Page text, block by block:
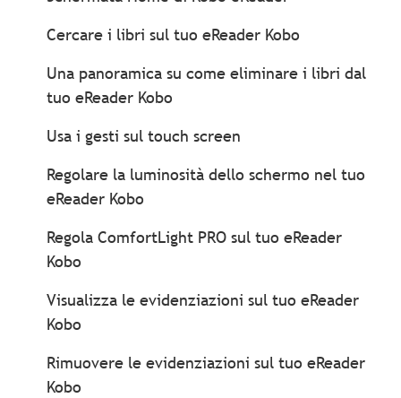
Cercare i libri sul tuo eReader Kobo
Una panoramica su come eliminare i libri dal
tuo eReader Kobo
Usa i gesti sul touch screen
Regolare la luminosità dello schermo nel tuo
eReader Kobo
Regola ComfortLight PRO sul tuo eReader
Kobo
Visualizza le evidenziazioni sul tuo eReader
Kobo
Rimuovere le evidenziazioni sul tuo eReader
Kobo